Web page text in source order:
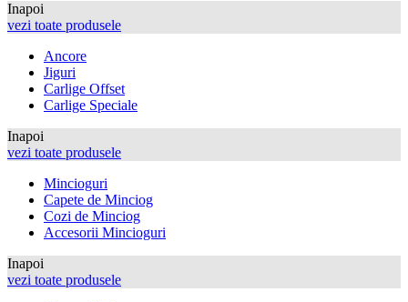
Inapoi
vezi toate produsele
Ancore
Jiguri
Carlige Offset
Carlige Speciale
Inapoi
vezi toate produsele
Mincioguri
Capete de Minciog
Cozi de Minciog
Accesorii Mincioguri
Inapoi
vezi toate produsele